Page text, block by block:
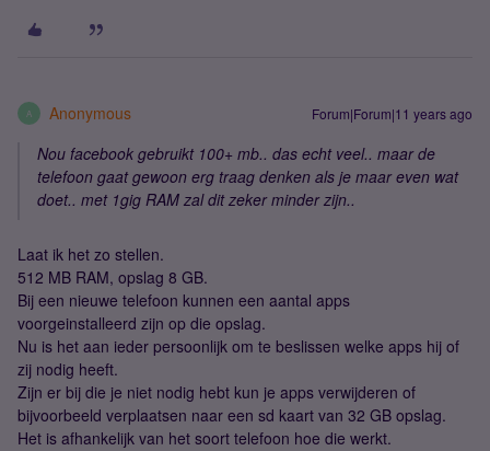
A Anonymous Forum|Forum|11 years ago
Nou facebook gebruikt 100+ mb.. das echt veel.. maar de
telefoon gaat gewoon erg traag denken als je maar even wat
doet.. met 1gig RAM zal dit zeker minder zijn..
Laat ik het zo stellen.
512 MB RAM, opslag 8 GB.
Bij een nieuwe telefoon kunnen een aantal apps
voorgeinstalleerd zijn op die opslag.
Nu is het aan ieder persoonlijk om te beslissen welke apps hij of
zij nodig heeft.
Zijn er bij die je niet nodig hebt kun je apps verwijderen of
bijvoorbeeld verplaatsen naar een sd kaart van 32 GB opslag.
Het is afhankelijk van het soort telefoon hoe die werkt.